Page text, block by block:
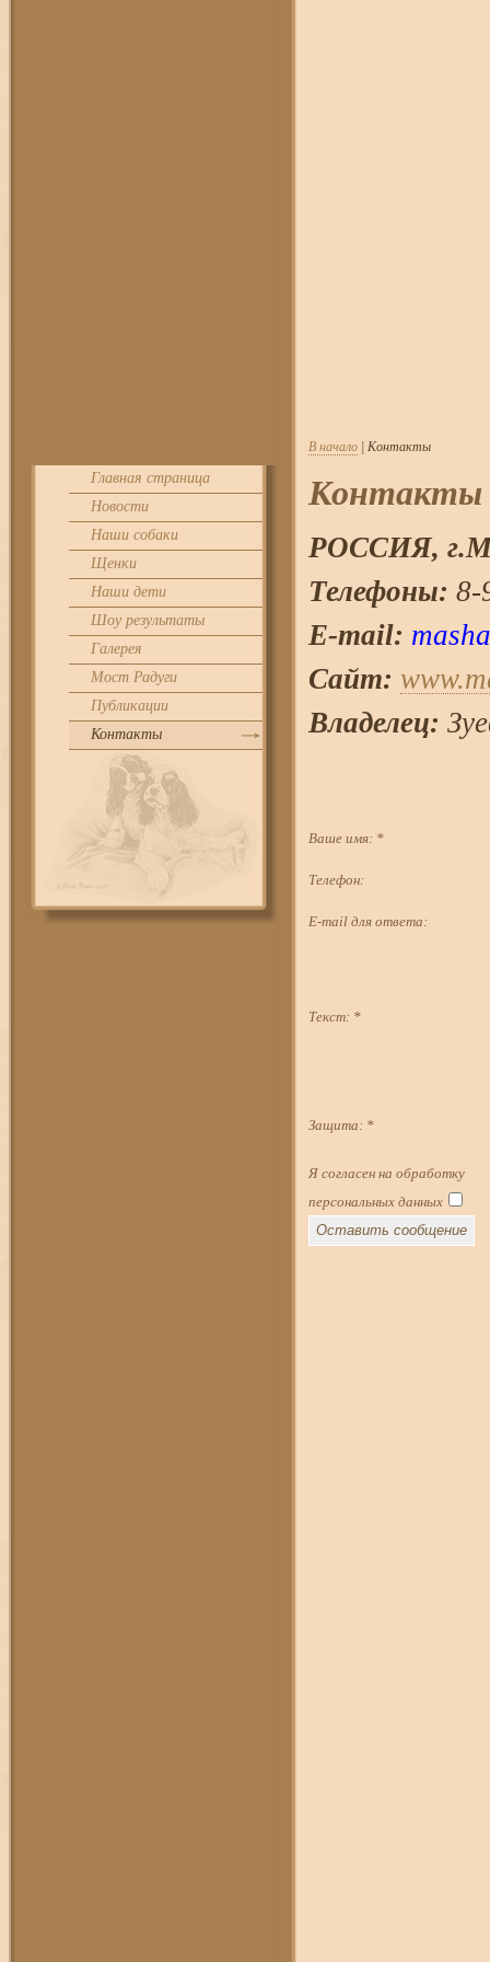
Главная страница
Новости
Наши собаки
Щенки
Наши дети
Шоу результаты
Галерея
Мост Радуги
Публикации
Контакты
В начало | Контакты
Контакты
РОССИЯ, г.
Телефоны: 8-
E-mail:
Сайт:
Владелец:
Ваше имя: *
Телефон:
E-mail для ответа:
Текст: *
Защита: *
Я согласен на обработку
персональных данных